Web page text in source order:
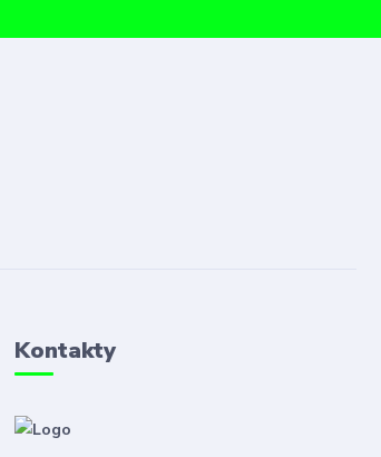
Kontakty